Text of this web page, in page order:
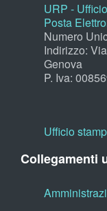
URP -
Posta
Numero
Indirizzo:
Genova
P. Iva:
Ufficio
Collegamenti